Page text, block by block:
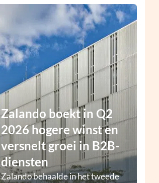
Zalando boekt in Q2
2026 hogere winst en
versnelt groei in B2B-
diensten
Zalando behaalde in het tweede